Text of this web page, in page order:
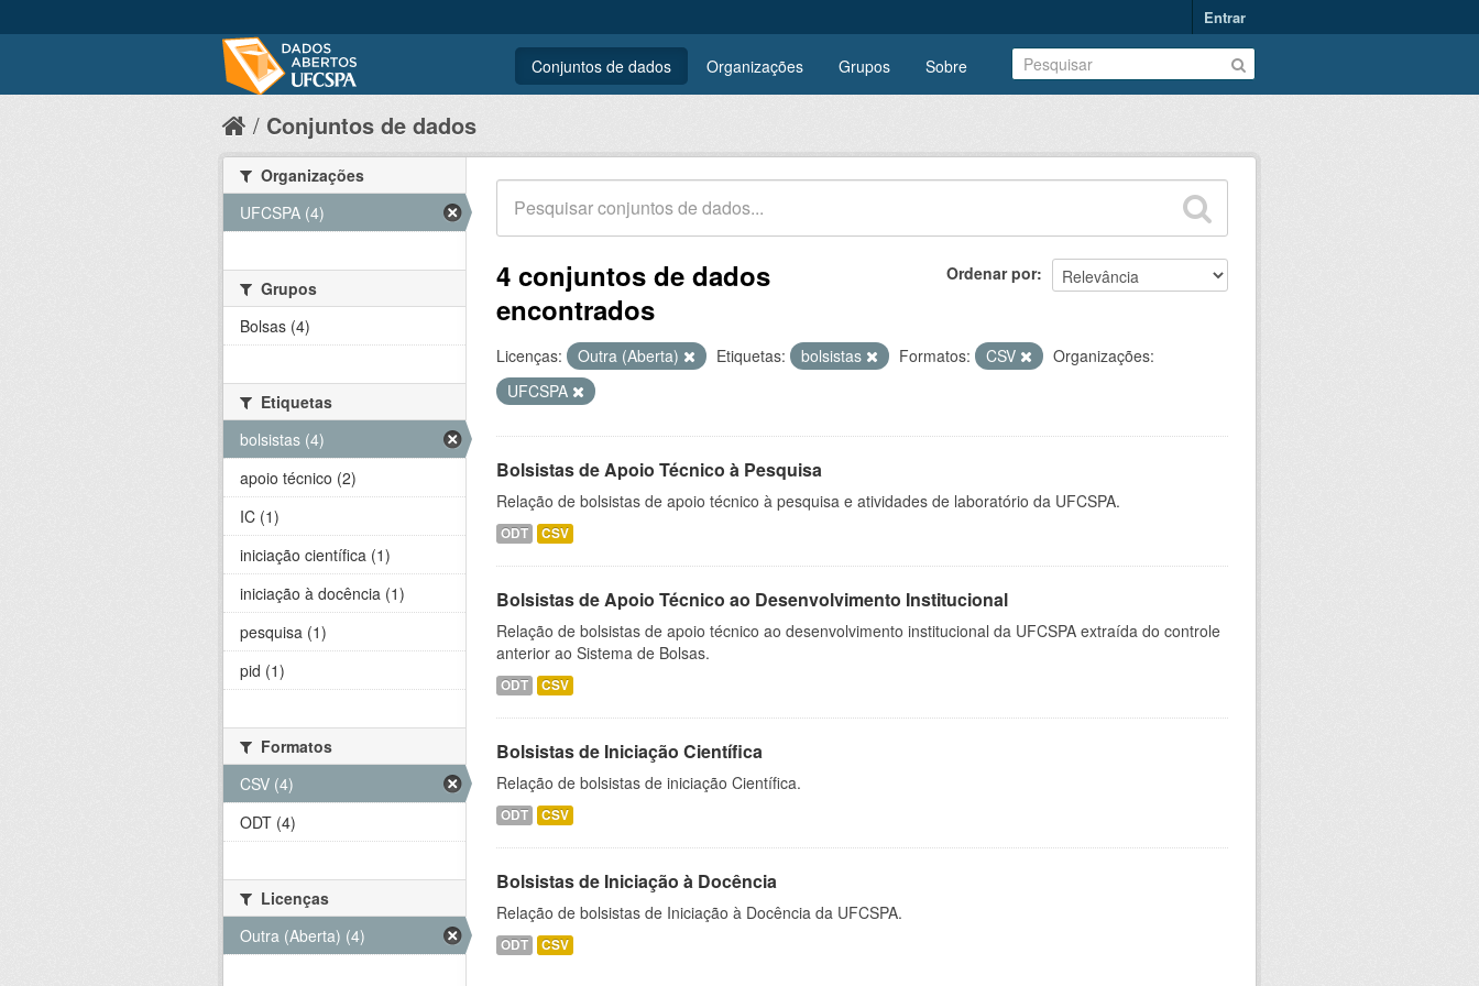
Entrar
Conjuntos de dados Organizações Grupos Sobre
Conjuntos de dados
Ordenar por
4 conjuntos de dados
encontrados
Licenças: Outra (Aberta) Etiquetas: bolsistas Formatos: CSV
Organizações:
UFCSPA
Bolsistas de Apoio Técnico à Pesquisa
Relação de bolsistas de apoio técnico à pesquisa e atividades de laboratório da UFCSPA.
ODT CSV
Bolsistas de Apoio Técnico ao Desenvolvimento Institucional
Relação de bolsistas de apoio técnico ao desenvolvimento institucional da UFCSPA extraída do controle
anterior ao Sistema de Bolsas.
ODT CSV
Bolsistas de Iniciação Científica
Relação de bolsistas de iniciação Científica.
ODT CSV
Bolsistas de Iniciação à Docência
Relação de bolsistas de Iniciação à Docência da UFCSPA.
ODT CSV
Organizações
UFCSPA (4)
Grupos
Bolsas (4)
Etiquetas
bolsistas (4)
apoio técnico (2)
IC (1)
iniciação científica (1)
iniciação à docência (1)
pesquisa (1)
pid (1)
Formatos
CSV (4)
ODT (4)
Licenças
Outra (Aberta) (4)